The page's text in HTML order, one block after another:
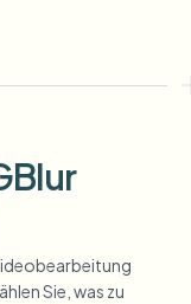
Sie, was zu